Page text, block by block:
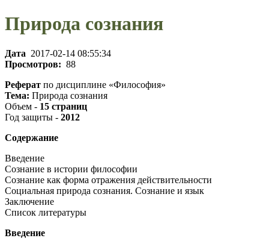
Природа сознания
Дата 2017-02-14 08:55:34
Просмотров: 88
Реферат по дисциплине «Философия»
Тема: Природа сознания
Объем - 15 страниц
Год защиты - 2012
Содержание
Введение
Сознание в истории философии
Сознание как форма отражения действительности
Социальная природа сознания. Сознание и язык
Заключение
Список литературы
Введение